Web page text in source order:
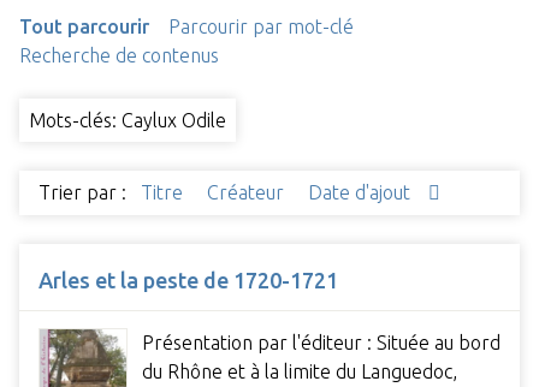
Tout parcourir
Parcourir par mot-clé
Recherche de contenus
Mots-clés: Caylux Odile
Trier par : Titre Créateur Date d'ajout
Arles et la peste de 1720-1721
Présentation par l'éditeur : Située au bord
du Rhône et à la limite du Languedoc,